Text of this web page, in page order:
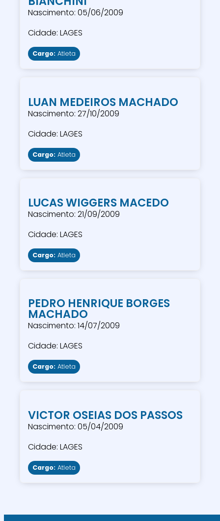
Nascimento: 05/06/2009
Cidade: LAGES
Cargo: Atleta
LUAN MEDEIROS MACHADO
Nascimento: 27/10/2009
Cidade: LAGES
Cargo: Atleta
LUCAS WIGGERS MACEDO
Nascimento: 21/09/2009
Cidade: LAGES
Cargo: Atleta
PEDRO HENRIQUE BORGES
MACHADO
Nascimento: 14/07/2009
Cidade: LAGES
Cargo: Atleta
VICTOR OSEIAS DOS PASSOS
Nascimento: 05/04/2009
Cidade: LAGES
Cargo: Atleta